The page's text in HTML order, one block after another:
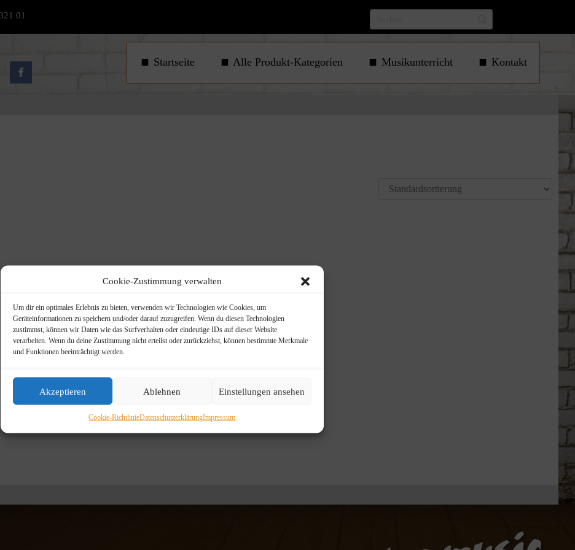
Cookie-Zustimmung verwalten
Um dir ein optimales Erlebnis zu bieten, verwenden wir Technologien wie Cookies, um
Geräteinformationen zu speichern und/oder darauf zuzugreifen. Wenn du diesen Technologien
zustimmst, können wir Daten wie das Surfverhalten oder eindeutige IDs auf dieser Website
verarbeiten. Wenn du deine Zustimmung nicht erteilst oder zurückziehst, können bestimmte Merkmale
und Funktionen beeinträchtigt werden.
Akzeptieren Ablehnen Einstellungen ansehen
Cookie-RichtlinieDatenschutzerklärungImpressum
01
Startseite Alle Produkt-Kategorien Musikunterricht Kontakt